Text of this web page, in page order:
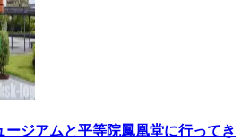
ージアムと平等院鳳凰堂に行ってき